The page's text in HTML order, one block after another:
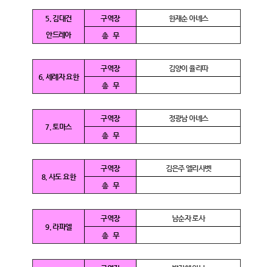
5. 김대건
안드레아
구역장
한재순 아녜스
총 무
6. 세례자 요한
구역장
김양이 율리따
총 무
7. 토마스
구역장
정광남 아녜스
총 무
8. 사도 요한
구역장
김은주 엘리사벳
총 무
9. 라파엘
구역장
남순자 로사
총 무